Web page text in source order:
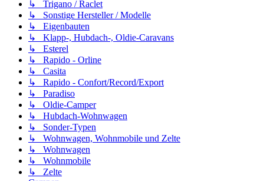
↳ Trigano / Raclet
↳ Sonstige Hersteller / Modelle
↳ Eigenbauten
↳ Klapp-, Hubdach-, Oldie-Caravans
↳ Esterel
↳ Rapido - Orline
↳ Casita
↳ Rapido - Confort/Record/Export
↳ Paradiso
↳ Oldie-Camper
↳ Hubdach-Wohnwagen
↳ Sonder-Typen
↳ Wohnwagen, Wohnmobile und Zelte
↳ Wohnwagen
↳ Wohnmobile
↳ Zelte